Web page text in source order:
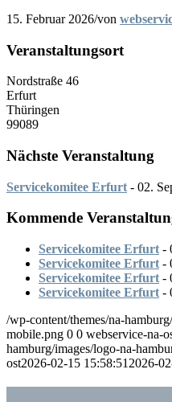
15. Februar 2026/von
Veranstaltungsort
Nordstraße 46
Erfurt
Thüringen
99089
Nächste Veranstaltung
Servicekomitee Erfurt - 02.
Kommende
Servicekomitee Erfurt -
Servicekomitee Erfurt -
Servicekomitee Erfurt -
Servicekomitee Erfurt -
/wp-content/themes/na-
mobile.png 0 0 webservice-na-
hamburg/images/logo-na-
ost2026-02-15 15:58:51 2026-